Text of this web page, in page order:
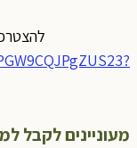
מעוניינים לקבל